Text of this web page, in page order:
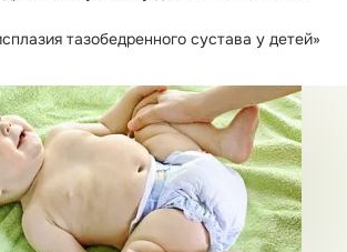
тазобедренного сустава у детей»